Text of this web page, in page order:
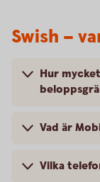
Swish –
Hur
Vad är
Vilka